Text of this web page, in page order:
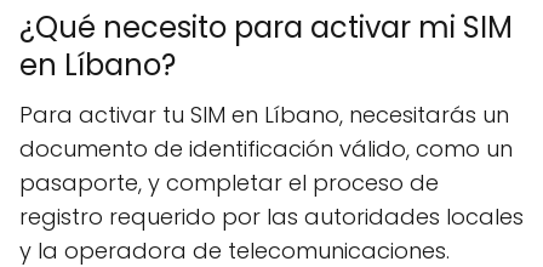
¿Qué necesito para activar mi SIM
en Líbano?
Para activar tu SIM en Líbano, necesitarás un
documento de identificación válido, como un
pasaporte, y completar el proceso de
registro requerido por las autoridades locales
y la operadora de telecomunicaciones.